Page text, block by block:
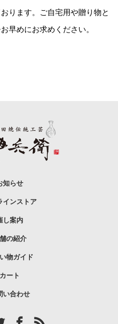
ります。ご自宅用や贈り物と
早めにお求めください。
知らせ
インストア
し案内
の紹介
物ガイド
カート
い合わせ